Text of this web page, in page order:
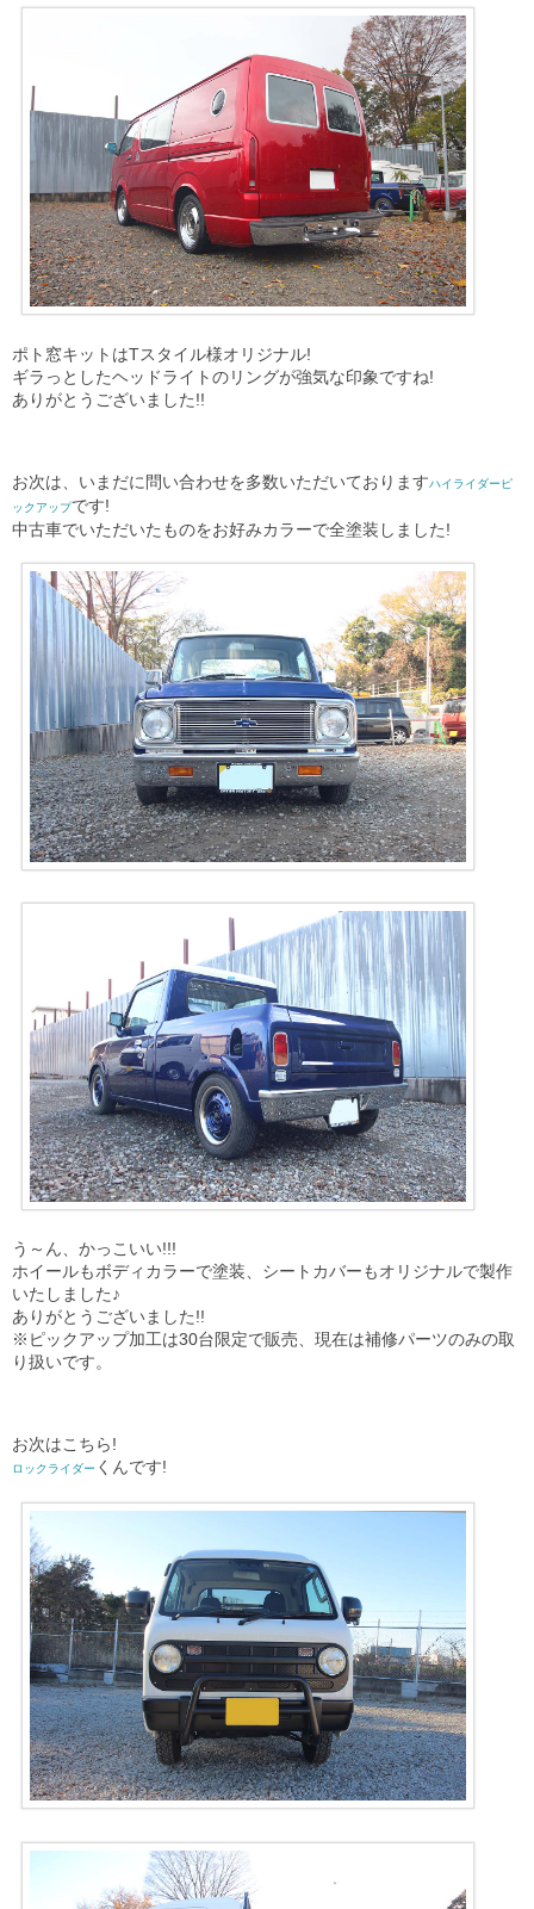
ポト窓キットはTスタイル様オリジナル!
ギラっとしたヘッドライトのリングが強気な印象ですね!
ありがとうございました!!
お次は、いまだに問い合わせを多数いただいておりますハイライダーピ
ックアップです!
中古車でいただいたものをお好みカラーで全塗装しました!
う～ん、かっこいい!!!
ホイールもボディカラーで塗装、シートカバーもオリジナルで製作
いたしました♪
ありがとうございました!!
※ピックアップ加工は30台限定で販売、現在は補修パーツのみの取
り扱いです。
お次はこちら!
ロックライダー くんです!